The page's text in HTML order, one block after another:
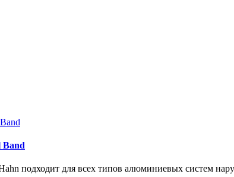
подходит для всех типов алюминиевых систем